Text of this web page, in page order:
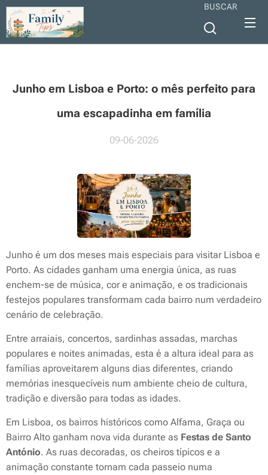
BUSCAR
Junho em Lisboa e Porto: o mês perfeito para
uma escapadinha em família
09-06-2026
Junho é um dos meses mais especiais para visitar Lisboa e
Porto. As cidades ganham uma energia única, as ruas
enchem-se de música, cor e animação, e os tradicionais
festejos populares transformam cada bairro num verdadeiro
cenário de celebração.
Entre arraiais, concertos, sardinhas assadas, marchas
populares e noites animadas, esta é a altura ideal para as
famílias aproveitarem alguns dias diferentes, criando
memórias inesquecíveis num ambiente cheio de cultura,
tradição e diversão para todas as idades.
Em Lisboa, os bairros históricos como Alfama, Graça ou
Bairro Alto ganham nova vida durante as Festas de Santo
António. As ruas decoradas, os cheiros típicos e a
animação constante tornam cada passeio numa